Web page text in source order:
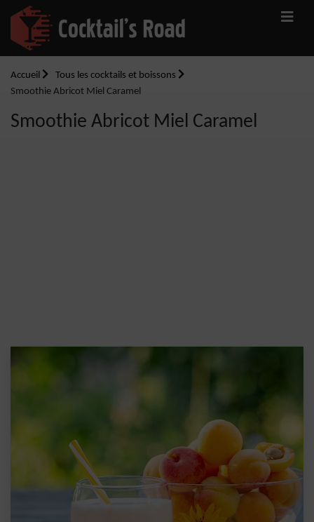
Accueil
Tous les cocktails et boissons
Smoothie Abricot Miel Caramel
Smoothie Abricot Miel Caramel